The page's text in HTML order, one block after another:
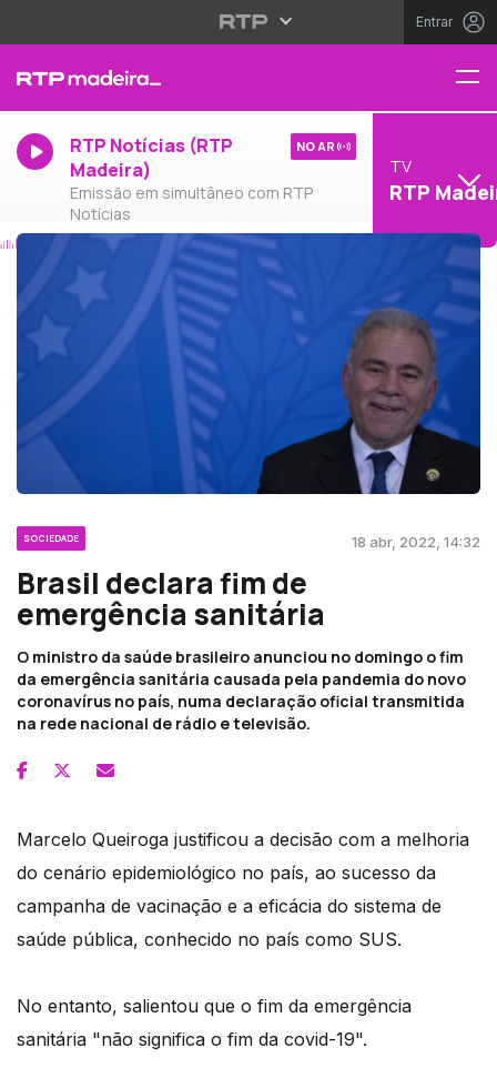
Entrar
RTP Notícias (RTP
Madeira)
Emissão em simultâneo com RTP
Notícias
NO AR
TV
RTP
SOCIEDADE 18 abr, 2022, 14:32
Brasil declara fim de
emergência sanitária
O ministro da saúde brasileiro anunciou no domingo o fim
da emergência sanitária causada pela pandemia do novo
coronavírus no país, numa declaração oficial transmitida
na rede nacional de rádio e televisão.
Marcelo Queiroga justificou a decisão com a melhoria
do cenário epidemiológico no país, ao sucesso da
campanha de vacinação e a eficácia do sistema de
saúde pública, conhecido no país como SUS.
No entanto, salientou que o fim da emergência
sanitária "não significa o fim da covid-19".